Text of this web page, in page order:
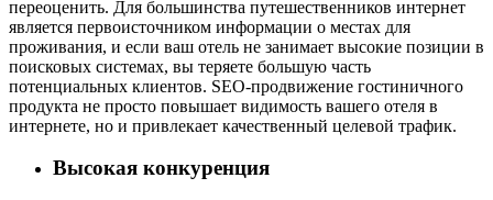
переоценить. Для большинства путешественников интернет
является первоисточником информации о местах для
проживания, и если ваш отель не занимает высокие позиции в
поисковых системах, вы теряете большую часть
потенциальных клиентов. SEO-продвижение гостиничного
продукта не просто повышает видимость вашего отеля в
интернете, но и привлекает качественный целевой трафик.
Высокая конкуренция